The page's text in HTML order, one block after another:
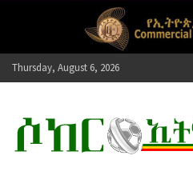
Thursday, August 6, 2026